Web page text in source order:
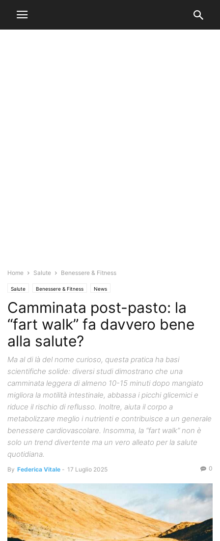
Home Salute Benessere & Fitness
Salute Benessere & Fitness News
Camminata post-pasto: la
“fart walk” fa davvero bene
alla salute?
Ma al di là del nome curioso, questa pratica ha basi
scientifiche solide: diversi studi dimostrano che una
camminata leggera di almeno 10-15 minuti dopo mangiato
migliora la motilità intestinale, abbassa i picchi glicemici e
riduce il rischio di reflusso. Inoltre, aiuta il corpo a
metabolizzare meglio i nutrienti e contribuisce a un generale
benessere cardiovascolare. Insomma, la “fart walk” non è
solo un trend divertente ma un vero alleato per la salute
quotidiana.
By Federica Vitale - 17 Luglio 2025 0